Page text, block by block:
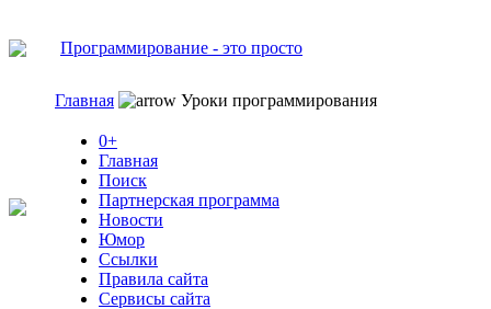
Программирование - это просто
Главная Уроки программирования
0+
Главная
Поиск
Партнерская программа
Новости
Юмор
Ссылки
Правила сайта
Сервисы сайта